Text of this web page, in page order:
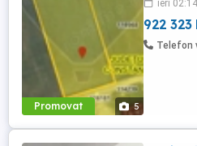
Promovat 5
partial
imediata ...
ieri 02:14
922 323
Telefon